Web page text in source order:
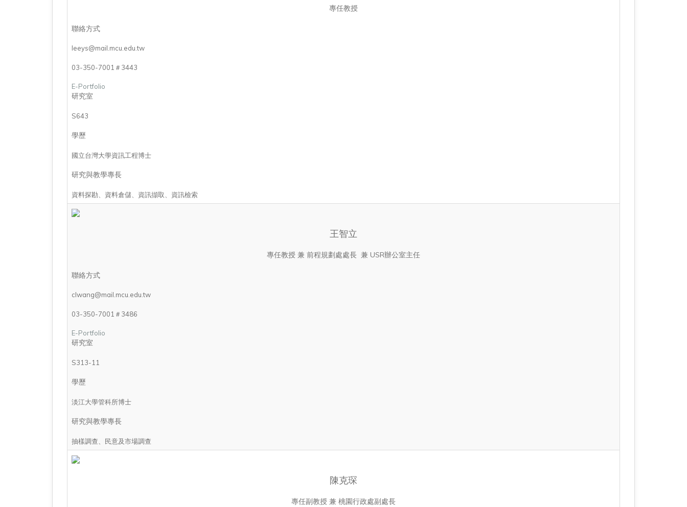
專任教授
聯絡方式
leeys@mail.mcu.edu.tw
03-350-7001＃3443
E-Portfolio
研究室
S643
學歷
國立台灣大學資訊工程博士
研究與教學專長
資料探勘、資料倉儲、資訊擷取、資訊檢索
王智立
專任教授 兼 前程規劃處處長 兼 USR辦公室主任
聯絡方式
clwang@mail.mcu.edu.tw
03-350-7001＃3486
E-Portfolio
研究室
S313-11
學歷
淡江大學管科所博士
研究與教學專長
抽樣調查、民意及市場調查
陳克琛
專任副教授 兼 桃園行政處副處長